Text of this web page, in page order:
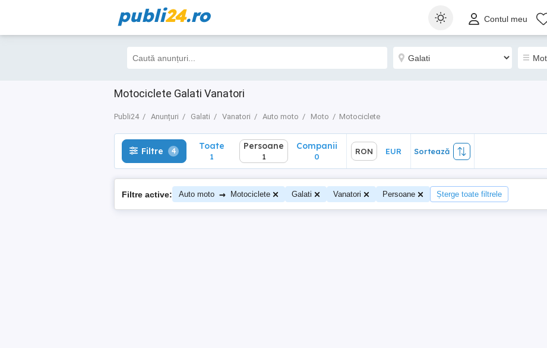
publi24.ro Contul meu
Motociclete Galati Vanatori
Publi24 Anunțuri Galati Vanatori Auto moto Moto Motociclete
Filtre 4 Toate
1
Sortează
Filtre 4 Toate
1
Persoane
1
Companii
0
RON EUR Sortează
Filtre active: Auto moto → Motociclete Galati Vanatori Persoane Șterge toate filtrele